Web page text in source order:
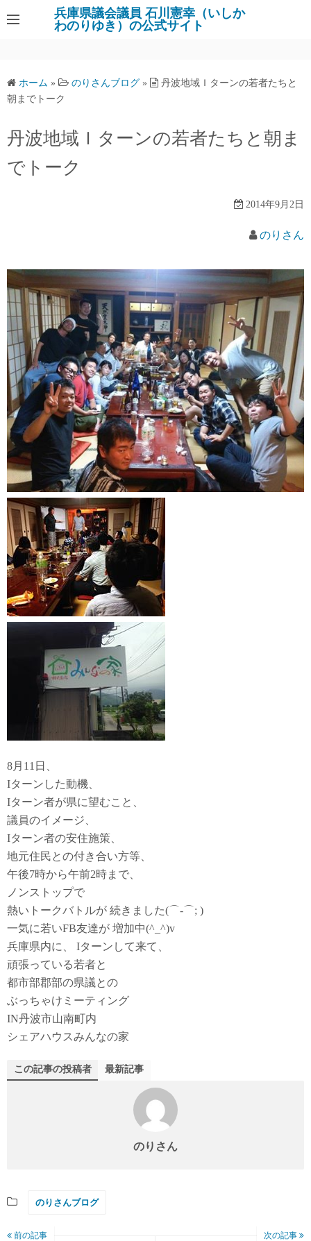
ン
ツ
へ
キ
兵庫県議会議員 石川憲幸（いしか
わのりゆき）の公式サイト
ホーム » のりさんブログ »
丹波地域Ｉターンの若者たちと
朝までトーク
丹波地域Ｉターンの若者たちと朝ま
でトーク
2014年9月2日
のりさん
8月11日、
Iターンした動機、
Iターン者が県に望むこと、
議員のイメージ、
Iターン者の安住施策、
地元住民との付き合い方等、
午後7時から午前2時まで、
ノンストップで
熱いトークバトルが 続きました(⌒-⌒; )
一気に若いFB友達が 増加中(^_^)v
兵庫県内に、 Iターンして来て、
頑張っている若者と
都市部郡部の県議との
ぶっちゃけミーティング
IN丹波市山南町内
シェアハウスみんなの家
この記事の投稿者 最新記事
のりさん
のりさんブログ
前の記事 次の記事